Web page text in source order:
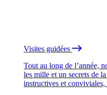
Visites guidées
Tout au long de l’année,
les mille et un secrets de
instructives et